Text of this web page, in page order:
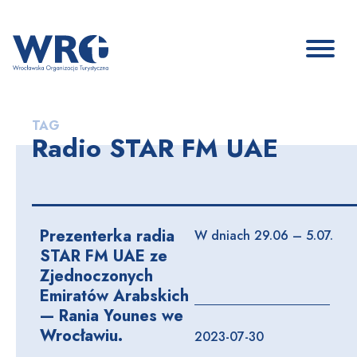
TAG
Radio STAR FM UAE
Prezenterka radia
STAR FM UAE ze
Zjednoczonych
Emiratów Arabskich
— Rania Younes we
Wrocławiu.
W dniach 29.06 – 5.07.
2023-07-30